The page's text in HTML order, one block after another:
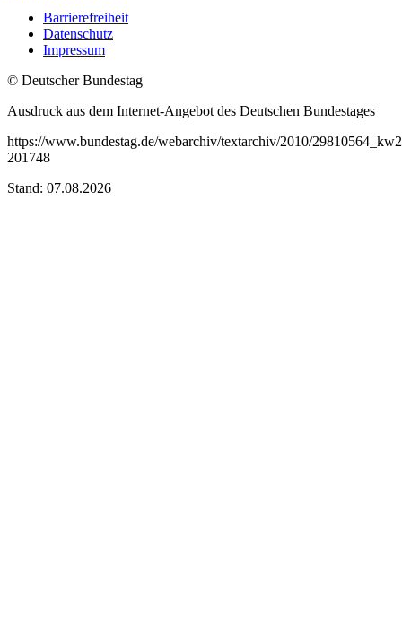
Barrierefreiheit
Datenschutz
Impressum
© Deutscher Bundestag
Ausdruck aus dem Internet-Angebot des Deutschen Bundestages
https://www.bundestag.de/webarchiv/textarchiv/2010/
201748
Stand: 07.08.2026